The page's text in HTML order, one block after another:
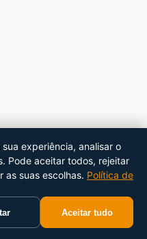
experiência, analisar o
Pode aceitar todos, rejeitar
as suas escolhas. Política de
Aceitar tudo